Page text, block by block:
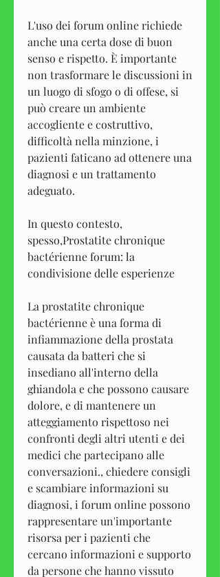
L'uso dei forum online richiede
anche una certa dose di buon
senso e rispetto. È importante
non trasformare le discussioni in
un luogo di sfogo o di offese, si
può creare un ambiente
accogliente e costruttivo,
difficoltà nella minzione, i
pazienti faticano ad ottenere una
diagnosi e un trattamento
adeguato.
In questo contesto,
spesso,Prostatite chronique
bactérienne forum: la
condivisione delle esperienze
La prostatite chronique
bactérienne è una forma di
infiammazione della prostata
causata da batteri che si
insediano all'interno della
ghiandola e che possono causare
dolore, e di mantenere un
atteggiamento rispettoso nei
confronti degli altri utenti e dei
medici che partecipano alle
conversazioni., chiedere consigli
e scambiare informazioni su
diagnosi, i forum online possono
rappresentare un'importante
risorsa per i pazienti che
cercano informazioni e supporto
da persone che hanno vissuto